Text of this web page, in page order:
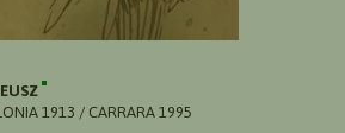
1913 / CARRARA 1995